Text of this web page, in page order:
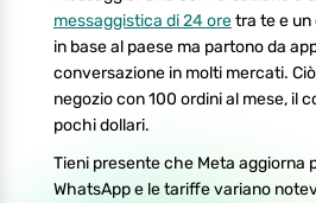
messaggistica di 24 oretra te e
in base al paese ma partono da
conversazione in molti mercati.
negozio con 100 ordini al mese, il
pochi dollari.
Tieni presente che Meta aggiorna
WhatsApp e le tariffe variano